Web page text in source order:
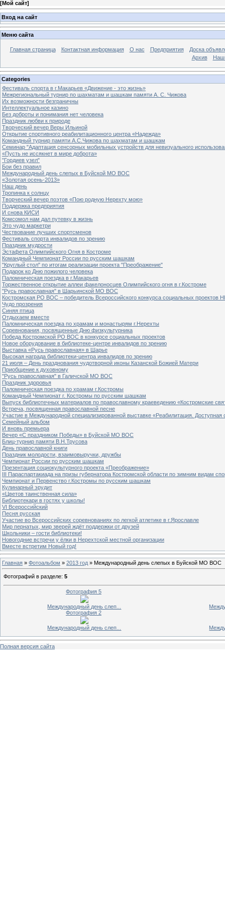
[Мой сайт]
Вход на сайт
Меню сайта
Главная страница Контактная информация О нас Предприятия
Доска
Архив
Categories
Фестиваль спорта в г.Макарьев «Движение - это жизнь»
Межрегиональный турнир по шахматам и шашкам памяти А. С. Чижова
Их возможности безграничны
Интеллектуальное казино
Без доброты и понимания нет человека
Праздник любви к природе
Творческий вечер Веры Ильиной
Открытие спортивного реабилитационного центра «Надежда»
Командный турнир памяти А.С.Чижова по шахматам и шашкам
Семинар "Адаптация сенсорных мобильных устройств для невизуального
«Пусть не иссякнет в мире доброта»
"Гордиев узел"
Бои без правил
Международный день слепых в Буйской МО ВОС
«Золотая осень-2013»
Наш день
Тропинка к солнцу
Творческий вечер поэтов «Пою родную Нерехту мою»
Поддержка предприятия
И снова КИСИ
Комсомол нам дал путевку в жизнь
Это чудо маркетри
Чествование лучших спортсменов
Фестиваль спорта инвалидов по зрению
Праздник мудрости
Эстафета Олимпийского Огня в Костроме
Командный Чемпионат России по русским шашкам
"Круглый стол" по итогам реализации проекта "Преображение"
Подарок ко Дню пожилого человека
Паломническая поездка в г.Макарьев
Торжественное открытие аллеи факелоносцев Олимпийского огня в г.Костроме
"Русь православная" в Шарьинской МО ВОС
Костромская РО ВОС – победитель Всероссийского конкурса социальных проектов
Чудо прозрения
Синяя птица
Отдыхаем вместе
Паломническая поездка по храмам и монастырям г.Нерехты
Соревнования, посвященные Дню физкультурника
Победа Костромской РО ВОС в конкурсе социальных проектов
Новое оборудование в библиотеке-центре инвалидов по зрению
Выставка «Русь православная» в Шарье
Высокая награда библиотеки-центра инвалидов по зрению
21 июля – День празднования чудотворной иконы Казанской Божией Матери
Приобщение к духовному
"Русь православная" в Галичской МО ВОС
Праздник здоровья
Паломническая поездка по храмам г.Костромы
Командный Чемпионат г. Костромы по русским шашкам
Выпуск библиотечных материалов по православному краеведению «Костромские
Встреча, посвященная православной песне
Участие в Международной специализированной выставке «Реабилитация. Доступная
Семейный альбом
И вновь премьера
Вечер «С праздником Победы» в Буйской МО ВОС
Блиц-турнир памяти В.Н.Трусова
День православной книги
Праздник молодости, взаимовыручки, дружбы
Чемпионат России по русским шашкам
Презентация социокультурного проекта «Преображение»
III Параспартакиада на призы губернатора Костромской области по зимним видам
Чемпионат и Первенство г.Костромы по русским шашкам
Кулинарный эрудит
«Цветов таинственная сила»
Библиотекари в гостях у школы!
VI Всероссийский
Песня русская
Участие во Всероссийских соревнованиях по легкой атлетике в г.Ярославле
Мир пернатых, мир зверей ждёт поддержки от друзей
Школьники – гости библиотеки!
Новогодние встречи у ёлки в Нерехтской местной организации
Вместе встретим Новый год!
Главная » Фотоальбом » 2013 год » Международный день слепых в Буйской МО ВОС
Фотографий в разделе: 5
Фотография 5
Международный день слеп...
Фотография 2
Международный день слеп...
Полная версия сайта